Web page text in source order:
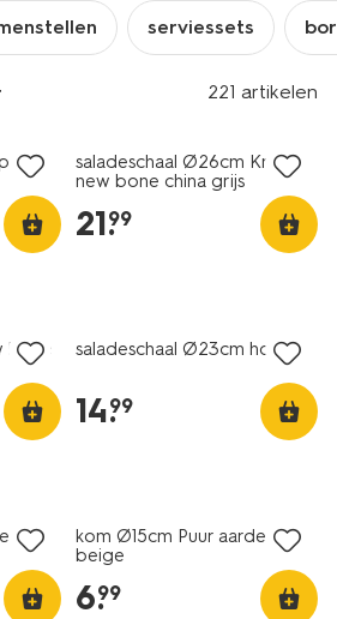
serviessets
221 artikelen
saladeschaal Ø26cm Knap
new bone china grijs
21.
99
bone
saladeschaal Ø23cm hout
14.
99
kom Ø15cm Puur aardewerk
beige
6.
99